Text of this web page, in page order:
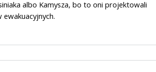
albo Kamysza, bo to oni projektowali